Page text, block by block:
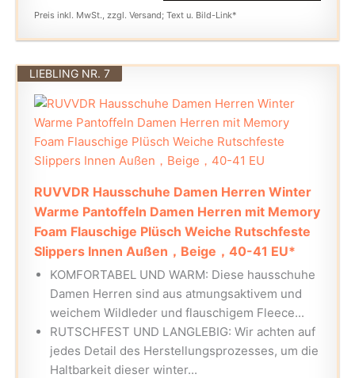
Preis inkl. MwSt., zzgl. Versand; Text u. Bild-Link*
LIEBLING NR. 7
RUVVDR Hausschuhe Damen Herren Winter
Warme Pantoffeln Damen Herren mit Memory
Foam Flauschige Plüsch Weiche Rutschfeste
Slippers Innen Außen，Beige，40-41 EU*
KOMFORTABEL UND WARM: Diese hausschuhe
Damen Herren sind aus atmungsaktivem und
weichem Wildleder und flauschigem Fleece...
RUTSCHFEST UND LANGLEBIG: Wir achten auf
jedes Detail des Herstellungsprozesses, um die
Haltbarkeit dieser winter...